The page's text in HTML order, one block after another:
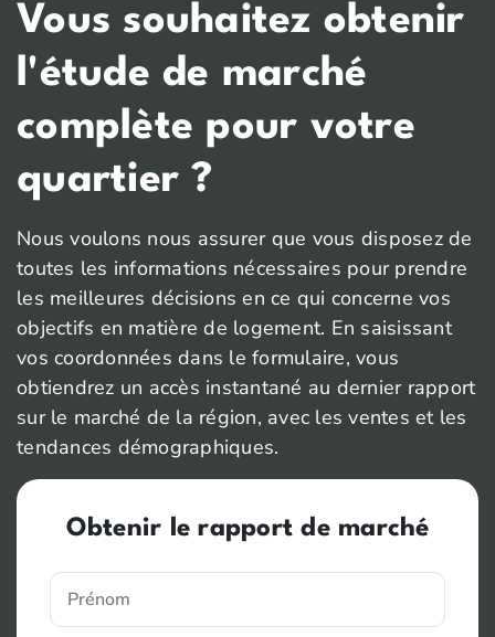
Vous souhaitez obtenir
l'étude de marché
complète pour votre
quartier ?
Nous voulons nous assurer que vous disposez de
toutes les informations nécessaires pour prendre
les meilleures décisions en ce qui concerne vos
objectifs en matière de logement. En saisissant
vos coordonnées dans le formulaire, vous
obtiendrez un accès instantané au dernier rapport
sur le marché de la région, avec les ventes et les
tendances démographiques.
Obtenir le rapport de marché